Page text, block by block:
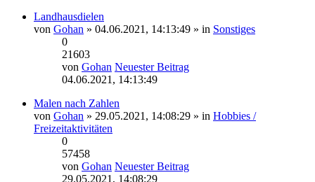
Landhausdielen
von Gohan » 04.06.2021, 14:13:49 » in Sonstiges
0
21603
von Gohan Neuester Beitrag
04.06.2021, 14:13:49
Malen nach Zahlen
von Gohan » 29.05.2021, 14:08:29 » in Hobbies /
Freizeitaktivitäten
0
57458
von Gohan Neuester Beitrag
29.05.2021, 14:08:29